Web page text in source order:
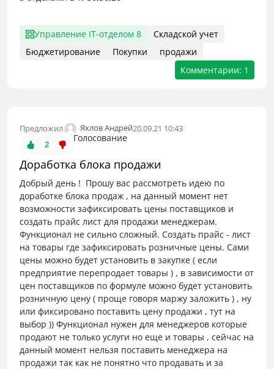
Управление IT-отделом 8
Складской учет
Бюджетирование
Покупки
продажи
Комментарии: 1
Предложил Яхлов Андрей20.09.21 10:43
2
Голосование
Доработка блока продажи
Добрый день ! Прошу вас рассмотреть идею по
доработке блока продаж , на данный момент нет
возможности зафиксировать цены поставщиков и
создать прайс лист для продажи менеджерам.
Функционал не сильно сложный. Создать прайс - лист
на товары где зафиксировать розничные цены. Сами
цены можно будет установить в закупке ( если
предприятие перепродает товары ) , в зависимости от
цен поставщиков по формуле можно будет установить
розничную цену ( проще говоря маржу заложить ) , ну
или фиксировано поставить цену продажи , тут на
выбор )) Функционал нужен для менеджеров которые
продают не только услуги но еще и товары , сейчас на
данный момент нельзя поставить менеджера на
продажи так как не понятно что продавать и за